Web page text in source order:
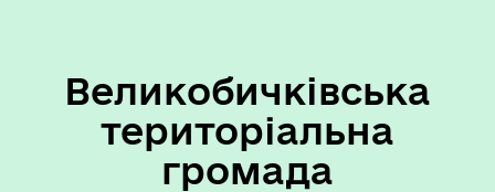
Великобичківська
територіальна
громада